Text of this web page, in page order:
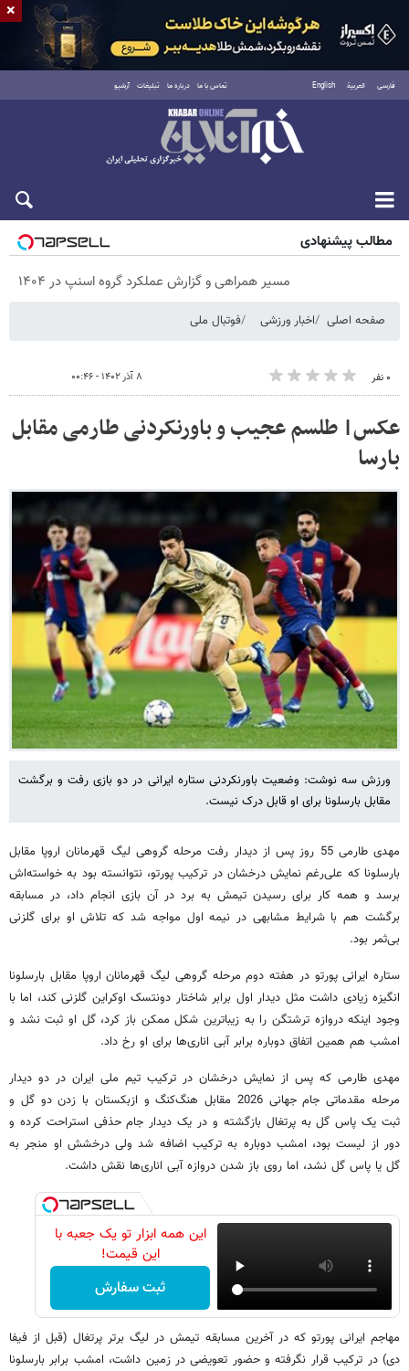
فارسی العربية English تماس با ما درباره ما تبلیغات آرشیو
پنجشنبه ۱۵ مرداد ۱۴۰۵
مطالب پیشنهادی
مسیر همراهی و گزارش عملکرد گروه اسنپ در ۱۴۰۴
صفحه اصلی اخبار ورزشی فوتبال ملی
۰ نفر ۸ آذر ۱۴۰۲ - ۰۰:۴۶
عکس‌| طلسم عجیب و باورنکردنی طارمی مقابل
بارسا
ورزش سه نوشت: وضعیت باورنکردنی ستاره ایرانی در دو بازی رفت و برگشت
مقابل بارسلونا برای او قابل درک نیست.
مهدی طارمی 55 روز پس از دیدار رفت مرحله گروهی لیگ قهرمانان اروپا مقابل
بارسلونا که علی‌رغم نمایش درخشان در ترکیب پورتو، نتوانسته بود به خواسته‌اش
برسد و همه کار برای رسیدن تیمش به برد در آن بازی انجام داد، در مسابقه
برگشت هم با شرایط مشابهی در نیمه اول مواجه شد که تلاش او برای گلزنی
بی‌ثمر بود.
ستاره ایرانی پورتو در هفته دوم مرحله گروهی لیگ قهرمانان اروپا مقابل بارسلونا
انگیزه زیادی داشت مثل دیدار اول برابر شاختار دونتسک اوکراین گلزنی کند، اما با
وجود اینکه دروازه ترشتگن را به زیباترین شکل ممکن باز کرد، گل او ثبت نشد و
امشب هم همین اتفاق دوباره برابر آبی اناری‌ها برای او رخ داد.
مهدی طارمی که پس از نمایش درخشان در ترکیب تیم ملی ایران در دو دیدار
مرحله مقدماتی جام جهانی 2026 مقابل هنگ‌کنگ و ازبکستان با زدن دو گل و
ثبت یک پاس گل به پرتغال بازگشته و در یک دیدار جام حذفی استراحت کرده و
دور از لیست بود، امشب دوباره به ترکیب اضافه شد ولی درخشش او منجر به
گل یا پاس گل نشد، اما روی باز شدن دروازه آبی اناری‌ها نقش داشت.
این همه ابزار تو یک جعبه با
این قیمت!
ثبت سفارش
مهاجم ایرانی پورتو که در آخرین مسابقه تیمش در لیگ برتر پرتغال (قبل از فیفا
دی) در ترکیب قرار نگرفته و حضور تعویضی در زمین داشت، امشب برابر بارسلونا
×